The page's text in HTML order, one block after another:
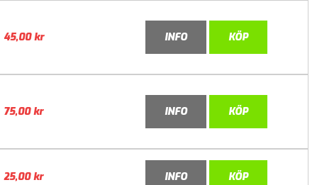
45,00kr INFO KÖP
75,00kr INFO KÖP
25,00kr INFO KÖP